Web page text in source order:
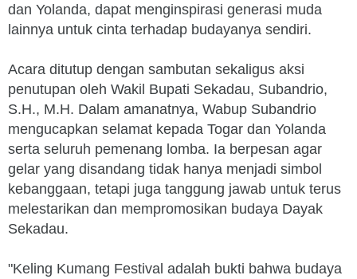
dan Yolanda, dapat menginspirasi generasi muda
lainnya untuk cinta terhadap budayanya sendiri.
Acara ditutup dengan sambutan sekaligus aksi
penutupan oleh Wakil Bupati Sekadau, Subandrio,
S.H., M.H. Dalam amanatnya, Wabup Subandrio
mengucapkan selamat kepada Togar dan Yolanda
serta seluruh pemenang lomba. Ia berpesan agar
gelar yang disandang tidak hanya menjadi simbol
kebanggaan, tetapi juga tanggung jawab untuk terus
melestarikan dan mempromosikan budaya Dayak
Sekadau.
"Keling Kumang Festival adalah bukti bahwa budaya